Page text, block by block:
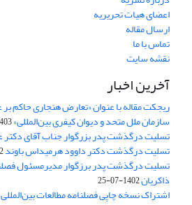
اعضای هیات تحریریه
ارسال مقاله
تماس با ما
نقشه سایت
آخرین اخبار
ریجکت مقاله با عنوان «تعارض هنجاری حاکم
سازمان ملل متحد و دیوان کیفری بین‌المللی»04-20
تسلیت درگذشت پدر بزرگوار جناب آقای دکتر
تسلیت درگذشت دکتر داوود هرمیداس باوند
تسلیت درگذشت پدر برزگوار مدیرمسئول
ذاکریان1402-07-25
اشتراک نسخه چاپی فصلنامه مطالعات بین‌المللی